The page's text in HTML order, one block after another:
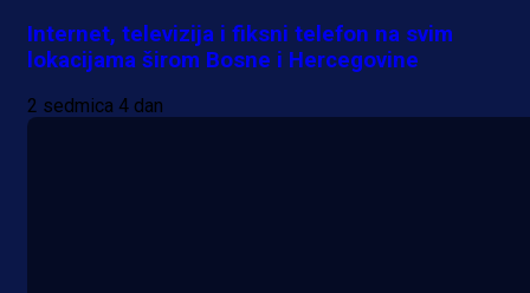
Internet, televizija i fiksni telefon na svim
lokacijama širom Bosne i Hercegovine
2 sedmica 4 dan